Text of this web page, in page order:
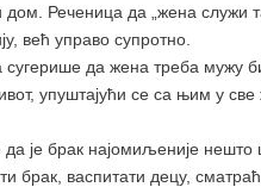
дом. Реченица да „жена служи
већ управо супротно.
сугерише да жена треба мужу
упуштајући се са њим у све
је брак најомиљеније нешто
брак, васпитати децу,